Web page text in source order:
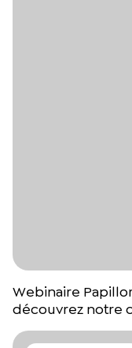
Webinaire
découvrez notre